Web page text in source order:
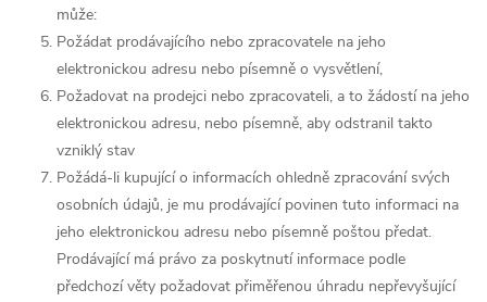
může:
Požádat prodávajícího nebo zpracovatele na jeho
elektronickou adresu nebo písemně o vysvětlení,
Požadovat na prodejci nebo zpracovateli, a to žádostí na jeho
elektronickou adresu, nebo písemně, aby odstranil takto
vzniklý stav
Požádá-li kupující o informacích ohledně zpracování svých
osobních údajů, je mu prodávající povinen tuto informaci na
jeho elektronickou adresu nebo písemně poštou předat.
Prodávající má právo za poskytnutí informace podle
předchozí věty požadovat přiměřenou úhradu nepřevyšující